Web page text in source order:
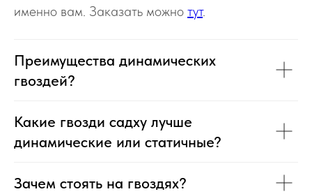
именно вам. Заказать можно тут.
Преимущества динамических
гвоздей?
Какие гвозди садху лучше
динамические или статичные?
Зачем стоять на гвоздях?